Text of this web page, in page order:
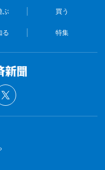
ぶ 買う
る 特集